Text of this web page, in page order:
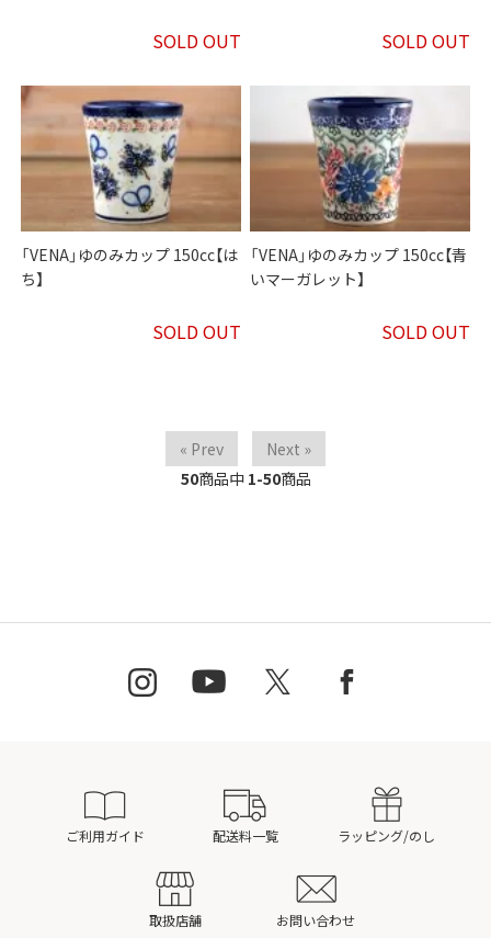
SOLD OUT SOLD OUT
「VENA」ゆのみカップ 150cc【は
ち】
SOLD OUT
「VENA」ゆのみカップ 150cc【青
いマーガレット】
SOLD OUT
« Prev
Next »
50商品中 1-50商品
ご利用ガイド 配送料一覧 ラッピング/のし
取扱店舗 お問い合わせ